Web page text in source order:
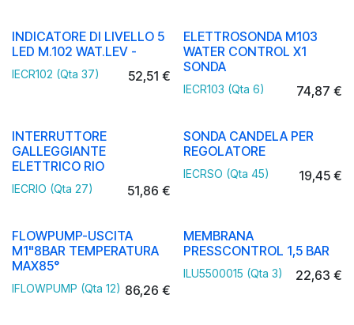
INDICATORE DI LIVELLO 5
LED M.102 WAT.LEV -
IECR102 (Qta 37) 52,51 €
ELETTROSONDA M103
WATER CONTROL X1
SONDA
IECR103 (Qta 6) 74,87 €
INTERRUTTORE
GALLEGGIANTE
ELETTRICO RIO
IECRIO (Qta 27) 51,86 €
SONDA CANDELA PER
REGOLATORE
IECRSO (Qta 45) 19,45€
FLOWPUMP-USCITA
M1"8BAR TEMPERATURA
MAX85°
IFLOWPUMP (Qta 12) 86,26 €
MEMBRANA
PRESSCONTROL 1,5 BAR
ILU5500015 (Qta 3) 22,63 €